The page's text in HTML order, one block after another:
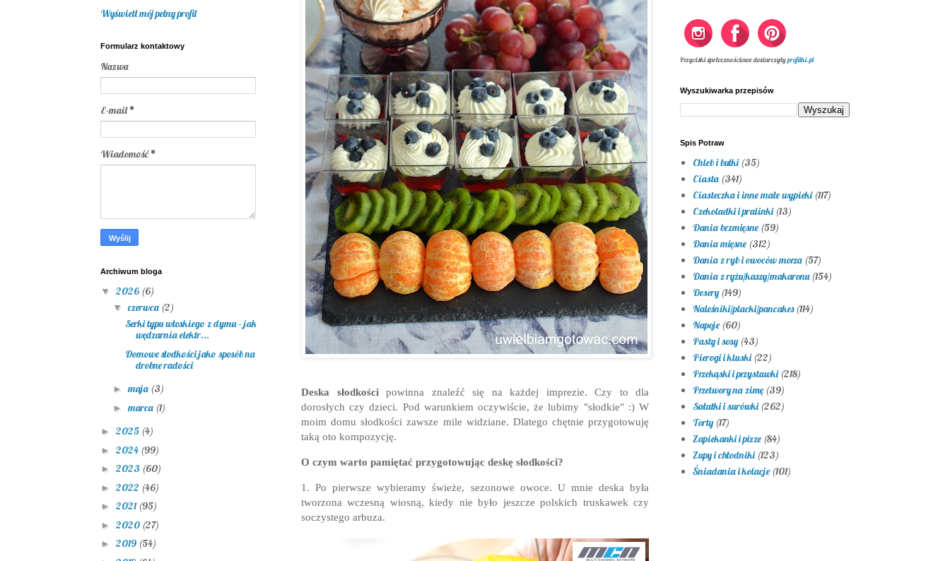
Deska słodkościpowinna znaleźć się na każdej imprezie. Czy to dla
dorosłych czy dzieci. Pod warunkiem oczywiście, że lubimy "słodkie" :) W
moim domu słodkości zawsze mile widziane. Dlatego chętnie przygotowuję
taką oto kompozycję.
O czym warto pamiętać przygotowując deskę słodkości?
1. Po pierwsze wybieramy świeże, sezonowe owoce. U mnie deska była
tworzona wczesną wiosną, kiedy nie było jeszcze polskich truskawek czy
soczystego arbuza.
Wyświetl mój pełny profil
Formularz kontaktowy
Nazwa
E-mail*
Wiadomość*
Archiwum bloga
▼ 2026 (6)
▼czerwca (2)
Serki typu włoskiego z dymu – jak
wędzarnia elektr...
Domowe słodkości jako sposób na
drobne radości
►maja (3)
► marca (1)
► 2025 (4)
► 2024 (99)
► 2023 (60)
► 2022 (46)
► 2021 (95)
► 2020 (27)
► 2019 (54)
Przyciski społecznościowe dostarczyłyprofilki.pl
Wyszukiwarka przepisów
Spis Potraw
Chleb i bułki (35)
Ciasta (341)
Ciasteczka i inne małe wypieki (117)
Czekoladki i pralinki (13)
Dania bezmięsne (59)
Dania mięsne (312)
Dania z ryb i owoców morza (57)
Dania z ryżu/kaszy/makaronu (154)
Desery (149)
Naleśniki/placki/pancakes (114)
Napoje (60)
Pasty i sosy (43)
Pierogi i kluski (22)
Przekąski i przystawki (218)
Przetwory na zimę (39)
Sałatki i surówki (262)
Torty (17)
Zapiekanki i pizze (84)
Zupy i chłodniki (123)
Śniadania i kolacje (101)